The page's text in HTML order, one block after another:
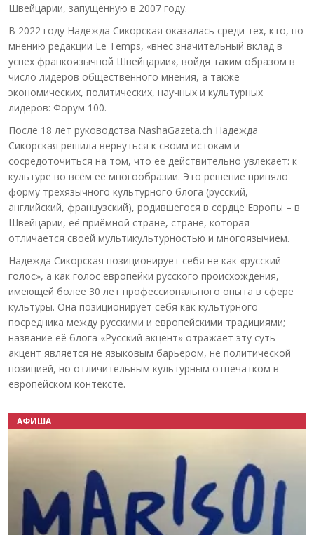
Швейцарии, запущенную в 2007 году.
В 2022 году Надежда Сикорская оказалась среди тех, кто, по
мнению редакции Le Temps, «внёс значительный вклад в
успех франкоязычной Швейцарии», войдя таким образом в
число лидеров общественного мнения, а также
экономических, политических, научных и культурных
лидеров: Форум 100.
После 18 лет руководства NashaGazeta.ch Надежда
Сикорская решила вернуться к своим истокам и
сосредоточиться на том, что её действительно увлекает: к
культуре во всём её многообразии. Это решение приняло
форму трёхязычного культурного блога (русский,
английский, французский), родившегося в сердце Европы – в
Швейцарии, её приёмной стране, стране, которая
отличается своей мультикультурностью и многоязычием.
Надежда Сикорская позиционирует себя не как «русский
голос», а как голос европейки русского происхождения,
имеющей более 30 лет профессионального опыта в сфере
культуры. Она позиционирует себя как культурного
посредника между русскими и европейскими традициями;
название её блога «Русский акцент» отражает эту суть –
акцент является не языковым барьером, не политической
позицией, но отличительным культурным отпечатком в
европейском контексте.
АФИША